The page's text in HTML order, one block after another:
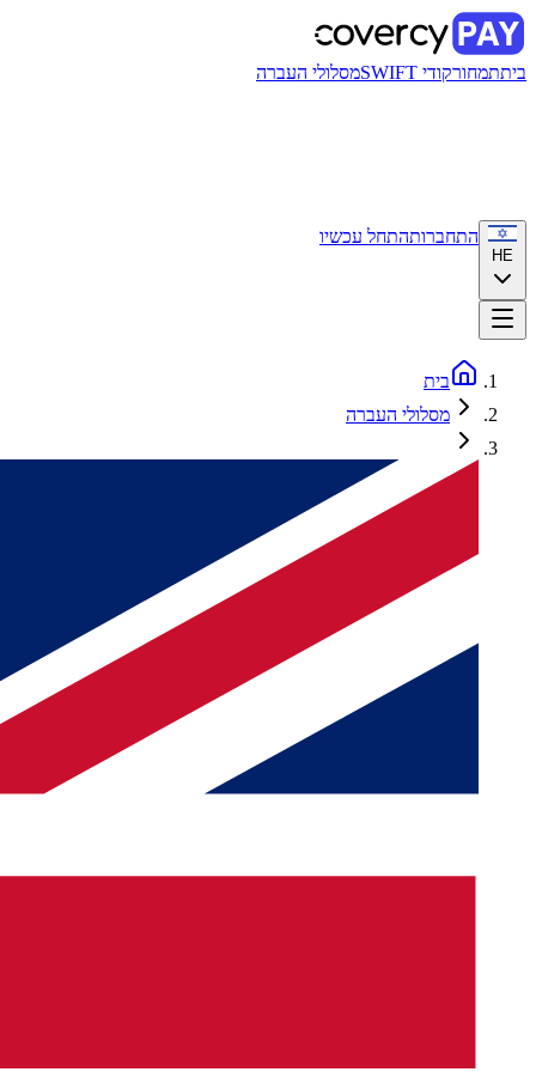
ביתתמחורקודי SWIFT מסלולי העברה
HE
התחברותהתחל עכשיו
בית
מסלולי העברה